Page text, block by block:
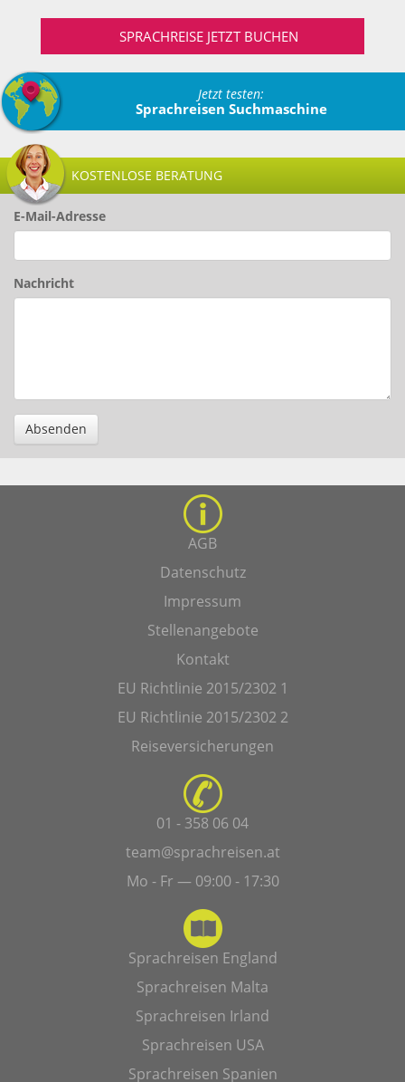
SPRACHREISE JETZT BUCHEN
Jetzt testen:
Sprachreisen Suchmaschine
KOSTENLOSE BERATUNG
E-Mail-Adresse
Nachricht
Absenden
AGB
Datenschutz
Impressum
Stellenangebote
Kontakt
EU Richtlinie 2015/2302 1
EU Richtlinie 2015/2302 2
Reiseversicherungen
01 - 358 06 04
team@sprachreisen.at
Mo - Fr — 09:00 - 17:30
Sprachreisen England
Sprachreisen Malta
Sprachreisen Irland
Sprachreisen USA
Sprachreisen Spanien